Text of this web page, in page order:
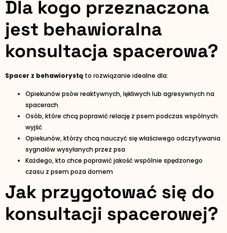
Dla kogo przeznaczona
jest behawioralna
konsultacja spacerowa?
Spacer z behawiorystą to rozwiązanie idealne dla:
Opiekunów psów reaktywnych, lękliwych lub agresywnych na
spacerach
Osób, które chcą poprawić relację z psem podczas wspólnych
wyjść
Opiekunów, którzy chcą nauczyć się właściwego odczytywania
sygnałów wysyłanych przez psa
Każdego, kto chce poprawić jakość wspólnie spędzonego
czasu z psem poza domem
Jak przygotować się do
konsultacji spacerowej?